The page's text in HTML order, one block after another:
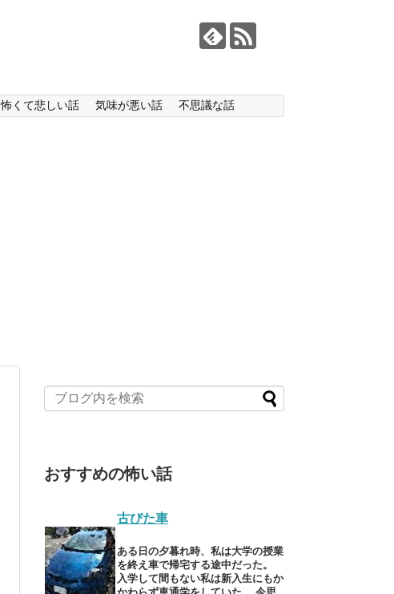
怖くて悲しい話 気味が悪い話 不思議な話
おすすめの怖い話
古びた車
ある日の夕暮れ時、私は大学の授業
を終え車で帰宅する途中だった。
入学して間もない私は新入生にもか